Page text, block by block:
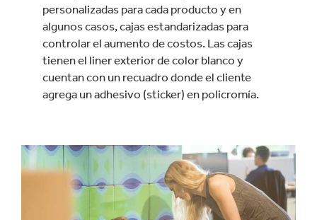
personalizadas para cada producto y en
algunos casos, cajas estandarizadas para
controlar el aumento de costos. Las cajas
tienen el liner exterior de color blanco y
cuentan con un recuadro donde el cliente
agrega un adhesivo (sticker) en policromía.